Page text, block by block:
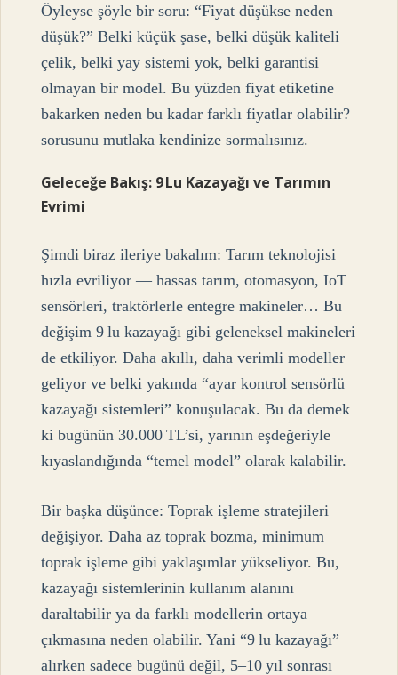
Öyleyse şöyle bir soru: “Fiyat düşükse neden
düşük?” Belki küçük şase, belki düşük kaliteli
çelik, belki yay sistemi yok, belki garantisi
olmayan bir model. Bu yüzden fiyat etiketine
bakarken neden bu kadar farklı fiyatlar olabilir?
sorusunu mutlaka kendinize sormalısınız.
Geleceğe Bakış: 9 Lu Kazayağı ve Tarımın
Evrimi
Şimdi biraz ileriye bakalım: Tarım teknolojisi
hızla evriliyor — hassas tarım, otomasyon, IoT
sensörleri, traktörlerle entegre makineler… Bu
değişim 9 lu kazayağı gibi geleneksel makineleri
de etkiliyor. Daha akıllı, daha verimli modeller
geliyor ve belki yakında “ayar kontrol sensörlü
kazayağı sistemleri” konuşulacak. Bu da demek
ki bugünün 30.000 TL’si, yarının eşdeğeriyle
kıyaslandığında “temel model” olarak kalabilir.
Bir başka düşünce: Toprak işleme stratejileri
değişiyor. Daha az toprak bozma, minimum
toprak işleme gibi yaklaşımlar yükseliyor. Bu,
kazayağı sistemlerinin kullanım alanını
daraltabilir ya da farklı modellerin ortaya
çıkmasına neden olabilir. Yani “9 lu kazayağı”
alırken sadece bugünü değil, 5–10 yıl sonrası